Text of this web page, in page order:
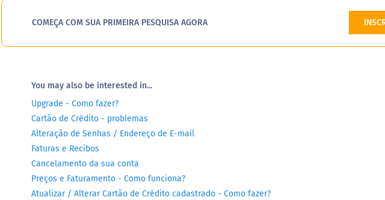
COMEÇA COM SUA PRIMEIRA PESQUISA AGORA
You may also be interested in...
Upgrade - Como fazer?
Cartão de Crédito - problemas
Alteração de Senhas / Endereço de E-mail
Faturas e Recibos
Cancelamento da sua conta
Preços e Faturamento - Como funciona?
Atualizar / Alterar Cartão de Crédito cadastrado - Como fazer?